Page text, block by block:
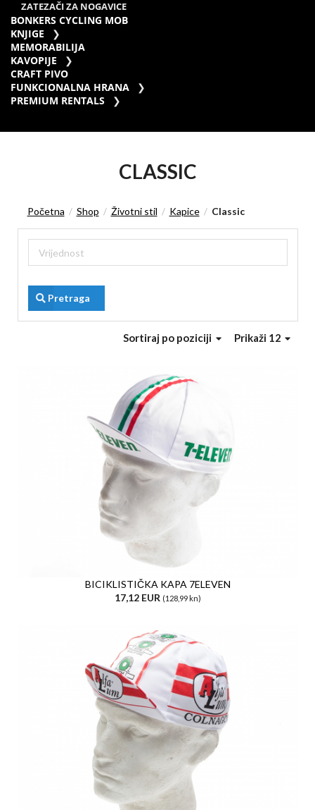
ZATEZAČI ZA NOGAVICE
BONKERS CYCLING MOB
KNJIGE
MEMORABILIJA
KAVOPIJE
CRAFT PIVO
FUNKCIONALNA HRANA
PREMIUM RENTALS
CLASSIC
Početna / Shop / Životni stil / Kapice / Classic
Pretraga
Prikaži 12
Sortiraj po poziciji
BICIKLISTIČKA KAPA 7ELEVEN
17,12 EUR (128,99 kn)